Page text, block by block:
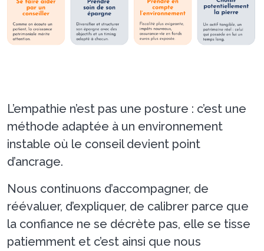
L’empathie n’est pas une posture : c’est une
méthode adaptée à un environnement
instable où le conseil devient point
d’ancrage.
Nous continuons d’accompagner, de
réévaluer, d’expliquer, de calibrer parce que
la confiance ne se décrète pas, elle se tisse
patiemment et c’est ainsi que nous